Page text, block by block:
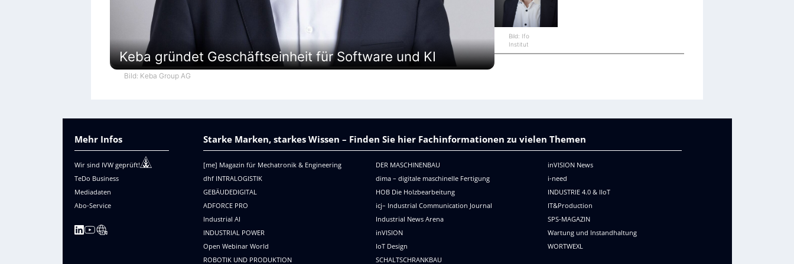
g
u
n
Keba gründet Geschäftseinheit für Software und KI
Bild: Keba Group AG
Bild: Ifo
Institut
Mehr Infos
Wir sind IVW geprüft!
TeDo Business
Mediadaten
Abo-Service
Starke Marken, starkes Wissen – Finden Sie hier Fachinformationen zu vielen Themen
[me] Magazin für Mechatronik & Engineering
dhf INTRALOGISTIK
GEBÄUDEDIGITAL
ADFORCE PRO
Industrial AI
INDUSTRIAL POWER
Open Webinar World
ROBOTIK UND PRODUKTION
DER MASCHINENBAU
dima – digitale maschinelle Fertigung
HOB Die Holzbearbeitung
icj– Industrial Communication Journal
Industrial News Arena
inVISION
IoT Design
SCHALTSCHRANKBAU
inVISION News
i-need
INDUSTRIE 4.0 & IIoT
IT&Production
SPS-MAGAZIN
Wartung und Instandhaltung
WORTWEXL